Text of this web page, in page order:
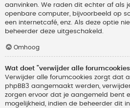
aanvinken. We raden dit echter af als
openbare computer, bijvoorbeeld op
een internetcafé, enz. Als deze optie
beheerder deze uitgeschakeld.
Omhoog
Wat doet "verwijder alle
Verwijder alle forumcookies zorgt dat
phpBB3 aangemaakt werden,
zorgen ervoor dat je aangemeld bent
mogelijkheid, indien de beheerder dit